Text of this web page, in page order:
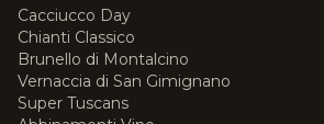
Cacciucco Day
Chianti Classico
Brunello di Montalcino
Vernaccia di San Gimignano
Super Tuscans